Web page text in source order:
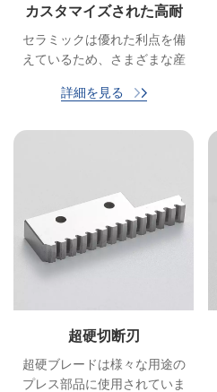
カスタマイズされた高耐
摩耗性固体セラミック部
セラミックは優れた利点を備
えているため、さまざまな産
として理想的です。幅広いセ
詳細を見る
超硬切断刃
超硬ブレードは様々な用途の
プレス部品に使用されていま